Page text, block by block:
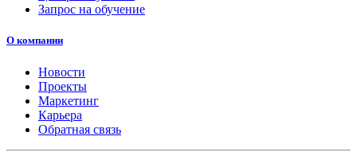
Запрос на обучение
О компании
Новости
Проекты
Маркетинг
Карьера
Обратная связь